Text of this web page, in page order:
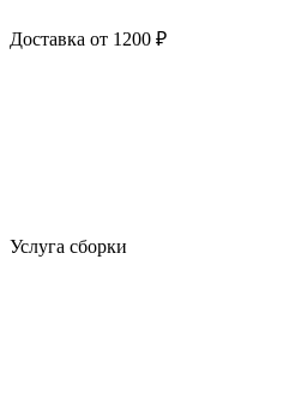
Доставка от 1200 ₽
Услуга сборки